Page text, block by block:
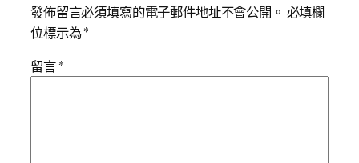
發佈留言必須填寫的電子郵件地址不會公開。 必填欄
位標示為*
留言*